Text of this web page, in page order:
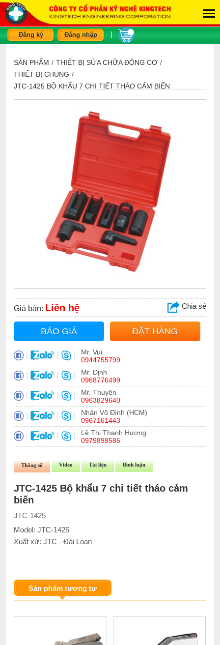
Đăng ký Đăng nhập
SẢN PHẨM / THIẾT BỊ SỬA CHỮA ĐỘNG CƠ /
THIẾT BỊ CHUNG /
JTC-1425 BỘ KHẨU 7 CHI TIẾT THÁO CẢM BIẾN
Giá bán: Liên hệ Chia sẻ
BÁO GIÁ ĐẶT HÀNG
| | |
Mr. Vui
0944755799
| | |
Mr. Định
0968776499
| | |
Mr. Thuyên
0963829640
| | |
Nhân Võ Đình (HCM)
0967161443
| | |
Lê Thị Thanh Hương
0979898586
Thông số Video Tài liệu Bình luận
JTC-1425 Bộ khẩu 7 chi tiết tháo cảm
biến
JTC-1425
Model: JTC-1425
Xuất xứ: JTC - Đài Loan
Sản phẩm tương tự